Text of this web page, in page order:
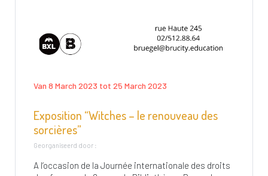
Van 8 March 2023 tot 25 March 2023
Exposition “Witches – le renouveau des
sorcières”
Georganiseerd door :
A l’occasion de la Journée internationale des droits